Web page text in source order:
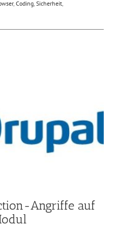
, Coding, Sicherheit,
Angriffe auf